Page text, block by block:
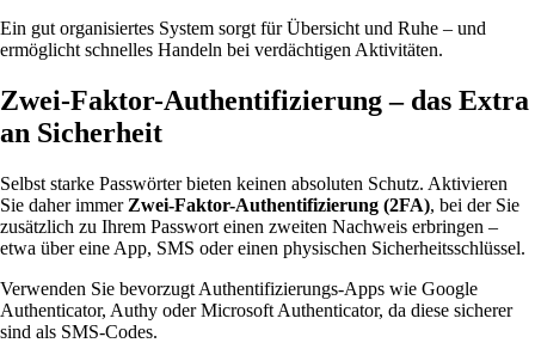
Ein gut organisiertes System sorgt für Übersicht und Ruhe – und
ermöglicht schnelles Handeln bei verdächtigen Aktivitäten.
Zwei-Faktor-Authentifizierung – das Extra
an Sicherheit
Selbst starke Passwörter bieten keinen absoluten Schutz. Aktivieren
Sie daher immer Zwei-Faktor-Authentifizierung (2FA), bei der Sie
zusätzlich zu Ihrem Passwort einen zweiten Nachweis erbringen –
etwa über eine App, SMS oder einen physischen Sicherheitsschlüssel.
Verwenden Sie bevorzugt Authentifizierungs-Apps wie Google
Authenticator, Authy oder Microsoft Authenticator, da diese sicherer
sind als SMS-Codes.